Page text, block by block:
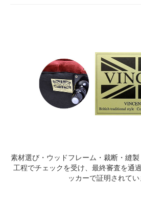
素材選び・ウッドフレーム・裁断・縫
工程でチェックを受け、最終審査を通
ッカーで証明されてい